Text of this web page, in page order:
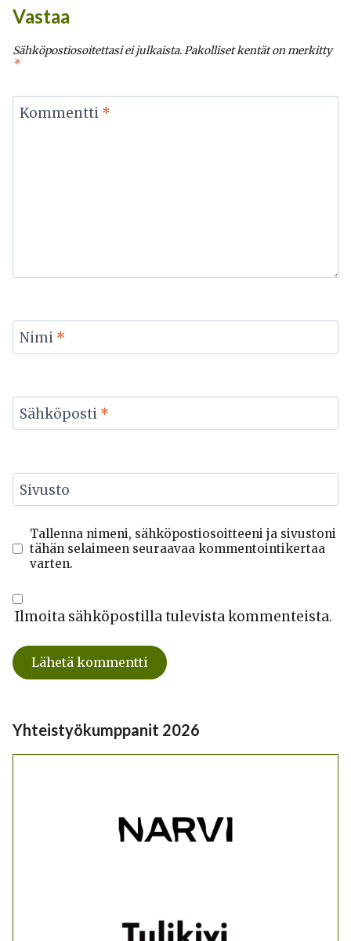
Vastaa
Sähköpostiosoitettasi ei julkaista.Pakolliset kentät on merkitty
*
Kommentti *
Nimi *
Sähköposti *
Sivusto
Tallenna nimeni, sähköpostiosoitteeni ja sivustoni
tähän selaimeen seuraavaa kommentointikertaa
varten.
Ilmoita sähköpostilla tulevista kommenteista.
Yhteistyökumppanit 2026